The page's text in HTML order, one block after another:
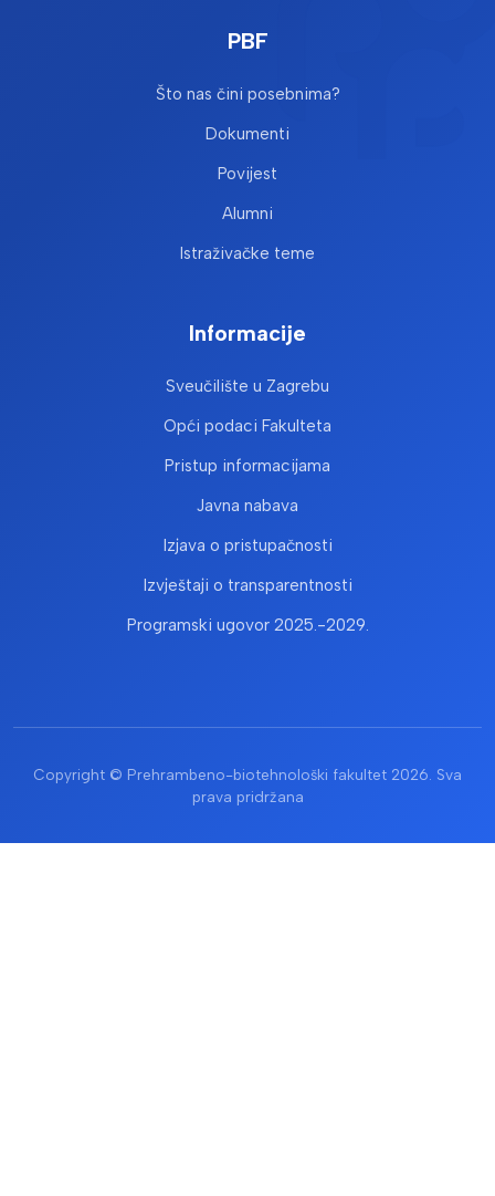
PBF
Što nas čini posebnima?
Dokumenti
Povijest
Alumni
Istraživačke teme
Informacije
Sveučilište u Zagrebu
Opći podaci Fakulteta
Pristup informacijama
Javna nabava
Izjava o pristupačnosti
Izvještaji o transparentnosti
Programski ugovor 2025.-2029.
Copyright © Prehrambeno-biotehnološki fakultet 2026. Sva
prava pridržana